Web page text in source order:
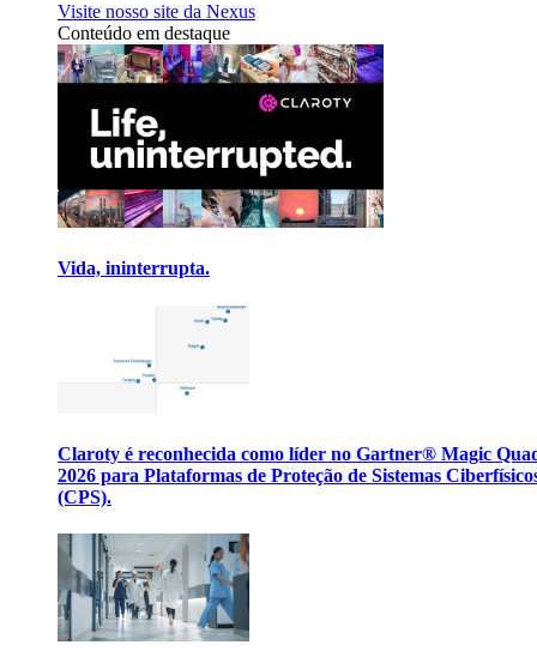
Visite nosso site da Nexus
Conteúdo em destaque
Vida, ininterrupta.
Claroty é reconhecida como líder no Gartner® Magic
2026 para Plataformas de Proteção de Sistemas
(CPS).